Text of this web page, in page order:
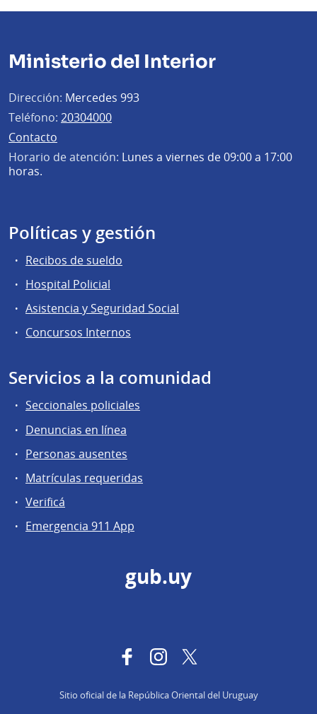
Ministerio del Interior
Dirección: Mercedes 993
Teléfono: 20304000
Contacto
Horario de atención: Lunes a viernes de 09:00 a 17:00
horas.
Políticas y gestión
Recibos de sueldo
Hospital Policial
Asistencia y Seguridad Social
Concursos Internos
Servicios a la comunidad
Seccionales policiales
Denuncias en línea
Personas ausentes
Matrículas requeridas
Verificá
Emergencia 911 App
gub.uy
FacebookInstagram
Sitio oficial de la República Oriental del Uruguay